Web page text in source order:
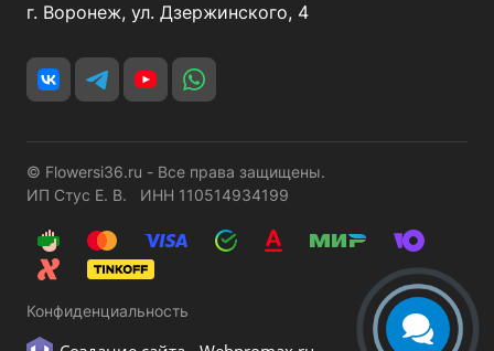
г. Воронеж, ул. Дзержинского, 4
© Flowersi36.ru - Все права защищены.
ИП Стус Е. В. ИНН 110514934199
Конфиденциальность